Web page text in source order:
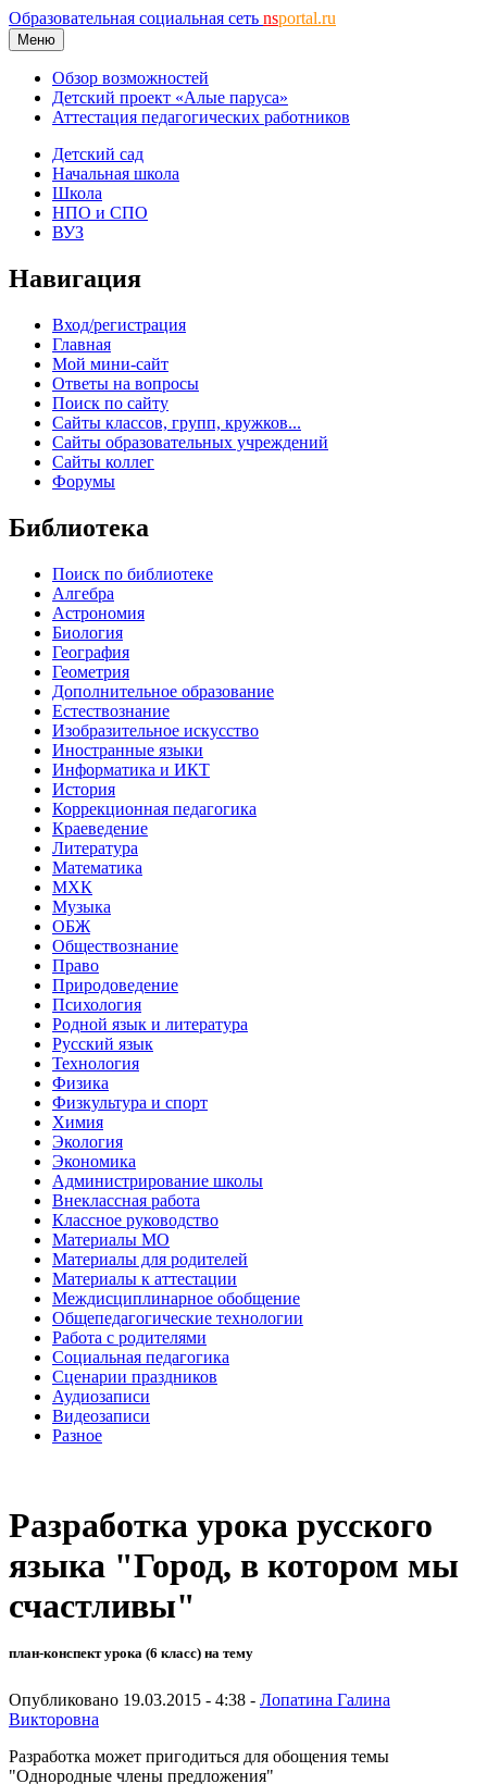
Образовательная социальная сеть nsportal.ru
Меню
Обзор возможностей
Детский проект «Алые паруса»
Аттестация педагогических работников
Детский сад
Начальная школа
Школа
НПО и СПО
ВУЗ
Навигация
Вход/регистрация
Главная
Мой мини-сайт
Ответы на вопросы
Поиск по сайту
Сайты классов, групп, кружков...
Сайты образовательных учреждений
Сайты коллег
Форумы
Библиотека
Поиск по библиотеке
Алгебра
Астрономия
Биология
География
Геометрия
Дополнительное образование
Естествознание
Изобразительное искусство
Иностранные языки
Информатика и ИКТ
История
Коррекционная педагогика
Краеведение
Литература
Математика
МХК
Музыка
ОБЖ
Обществознание
Право
Природоведение
Психология
Родной язык и литература
Русский язык
Технология
Физика
Физкультура и спорт
Химия
Экология
Экономика
Администрирование школы
Внеклассная работа
Классное руководство
Материалы МО
Материалы для родителей
Материалы к аттестации
Междисциплинарное обобщение
Общепедагогические технологии
Работа с родителями
Социальная педагогика
Сценарии праздников
Аудиозаписи
Видеозаписи
Разное
Разработка урока русского
языка "Город, в котором мы
счастливы"
план-конспект урока (6 класс) на тему
Опубликовано 19.03.2015 - 4:38 - Лопатина Галина
Викторовна
Разработка может пригодиться для обощения темы
"Однородные члены предложения"